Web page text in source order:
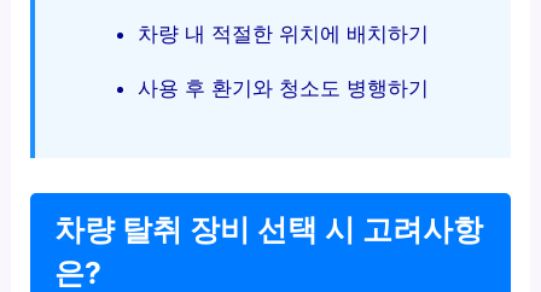
차량 내 적절한 위치에 배치하기
사용 후 환기와 청소도 병행하기
차량 탈취 장비 선택 시 고려사항
은?